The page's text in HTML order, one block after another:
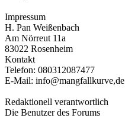
Impressum
H. Pan Weißenbach
Am Nörreut 11a
83022 Rosenheim
Kontakt
Telefon: 080312087477
E-Mail: info@mangfallkurve,de
Redaktionell verantwortlich
Die Benutzer des Forums